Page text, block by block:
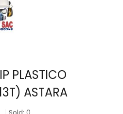
PLASTICO
ASTARA